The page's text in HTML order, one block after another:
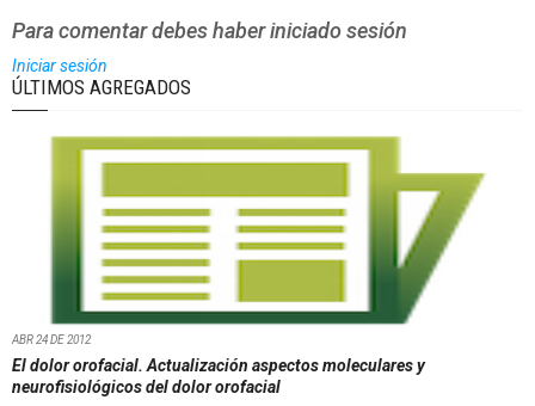
Para comentar debes haber iniciado sesión
Iniciar sesión
ÚLTIMOS AGREGADOS
ABR 24 DE 2012
El dolor orofacial. Actualización aspectos moleculares y
neurofisiológicos del dolor orofacial